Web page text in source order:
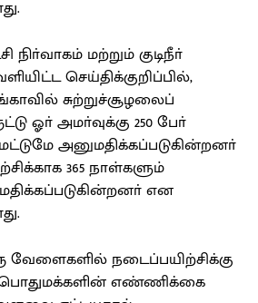
நிா்வாகம் மற்றும் குடிநீா்
செய்திக்குறிப்பில்,
சுற்றுச்சூழலைப்
ஓா் அமா்வுக்கு 250 போ்
அனுமதிக்கப்படுகின்றனா்
365 நாள்களும்
என
நடைப்பயிற்சிக்கு
பொதுமக்களின் எண்ணிக்கை